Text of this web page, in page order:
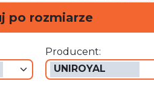
po rozmiarze
Producent:
UNIROYAL